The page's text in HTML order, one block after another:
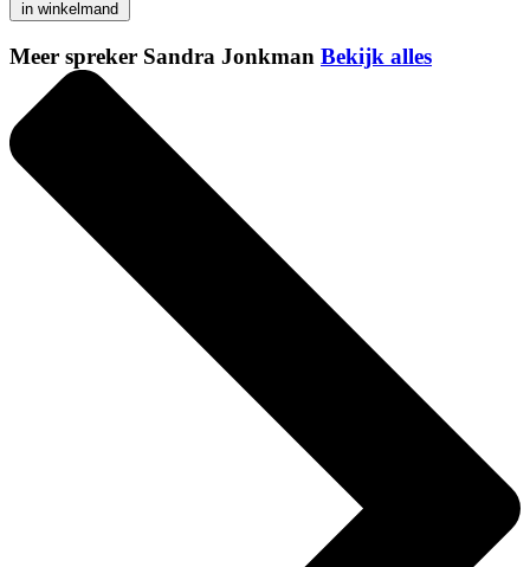
in winkelmand
Meer spreker Sandra Jonkman Bekijk alles